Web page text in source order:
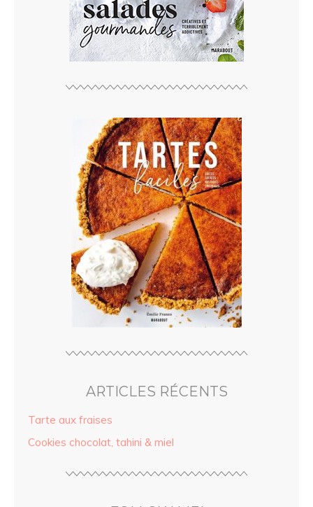
ARTICLES RÉCENTS
Tarte aux fraises
Cookies chocolat, tahini & miel